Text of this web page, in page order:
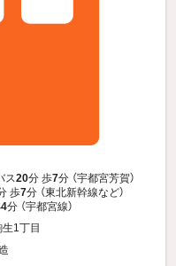
ス20分 歩7分 （宇都宮芳賀）
歩7分 （東北新幹線など）
分 （宇都宮線）
1丁目